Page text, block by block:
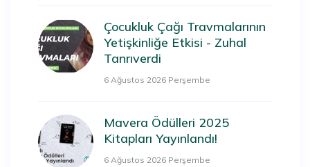
Çocukluk Çağı Travmalarının
Yetişkinliğe Etkisi - Zuhal
Tanrıverdi
6 Ağustos 2026 Perşembe
Mavera Ödülleri 2025
Kitapları Yayınlandı!
6 Ağustos 2026 Perşembe